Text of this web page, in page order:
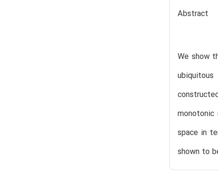
Abstract
We show
space in
shown to